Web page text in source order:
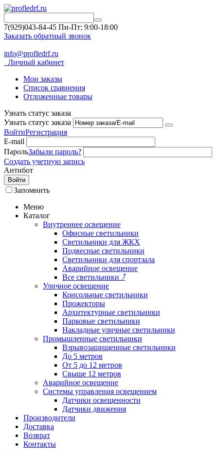
7(929)043-84-45 Пн-Пт: 9:00-18:00
Заказать обратный звонок
info@profledrf.ru
Личный кабинет
Мои заказы
Список сравнения
Отложенные товары
Узнать статус заказа
Узнать статус заказа
ВойтиРегистрация
E-mail
ПарольЗабыли пароль?
Создать учетную запись
Антибот
Войти
Запомнить
Меню
Каталог
Внутреннее освещение
Офисные светильники
Светильники для ЖКХ
Подвесные светильники
Светильники для спортзала
Аварийное освещение
Все светильники ⤴
Уличное освещение
Консольные светильники
Прожекторы
Архитектурные светильники
Парковые светильники
Накладные уличные светильники
Промышленные светильники
Взрывозащищенные светильники
До 5 метров
От 5 до 12 метров
Свыше 12 метров
Аварийное освещение
Системы управления освещением
Датчики освещенности
Датчики движения
Производители
Доставка
Возврат
Контакты